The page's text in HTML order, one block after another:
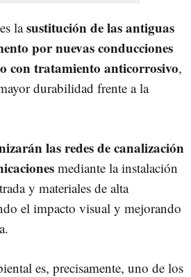
lasustitución de las antiguas
por nuevas conducciones
con tratamiento anticorrosivo,
durabilidad frente a la
las redes de canalización
mediante la instalación
y materiales de alta
el impacto visual y mejorando
es, precisamente, uno de los